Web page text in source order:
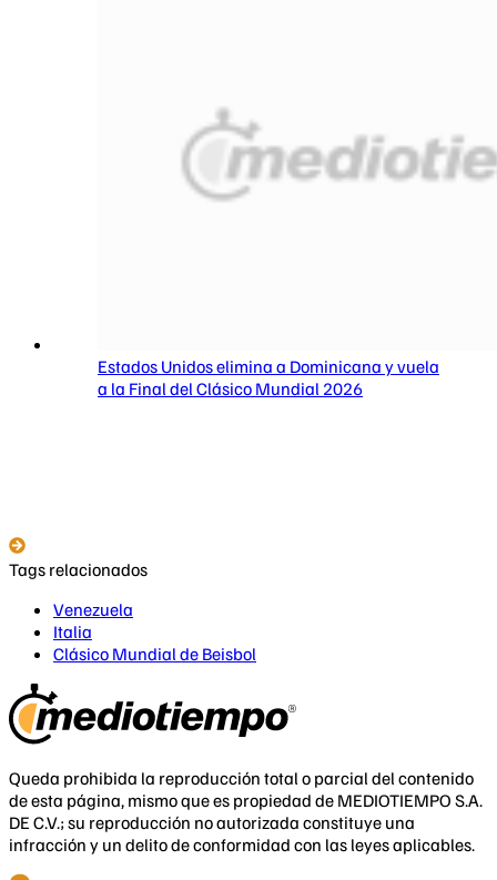
Estados Unidos elimina a Dominicana y vuela
a la Final del Clásico Mundial 2026
Tags relacionados
Venezuela
Italia
Clásico Mundial de Beisbol
Queda prohibida la reproducción total o parcial del contenido
de esta página, mismo que es propiedad de MEDIOTIEMPO S.A.
DE C.V.; su reproducción no autorizada constituye una
infracción y un delito de conformidad con las leyes aplicables.